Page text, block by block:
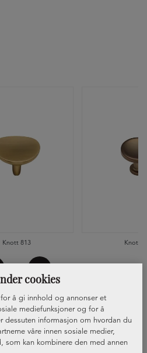
cookies
å gi innhold og annonser et
mediefunksjoner og for å
dessuten informasjon om hvordan du
våre innen sosiale medier,
som kan kombinere den med annen
Knott 813 Knott